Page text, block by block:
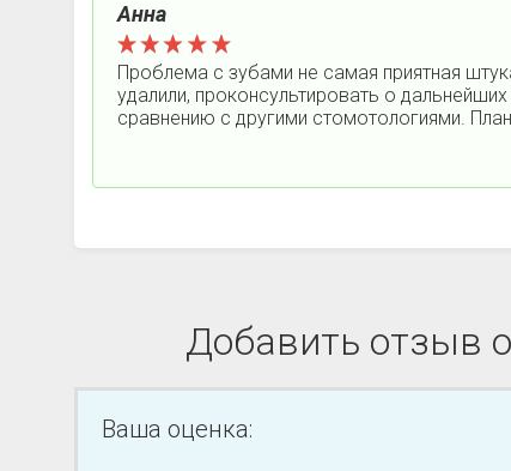
Анна
Проблема с зубами не самая приятная
удалили, проконсультировать о
сравнению с другими стомотологиями.
Добавить отзыв
Ваша оценка: